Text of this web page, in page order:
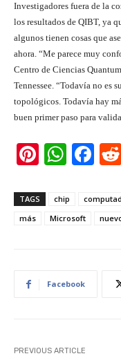
Investigadores fuera de la
los resultados de QIBT, ya
algunos tienen cosas que
ahora. “Me parece muy
Centro de Ciencias
Tennessee. “Todavía no es
topológicos. Todavía hay
buen primer paso para
Pi
er
e
W
at
s
p
F
c
e
TAGS chip
más
Microsoft
Facebook
PREVIOUS ARTICLE